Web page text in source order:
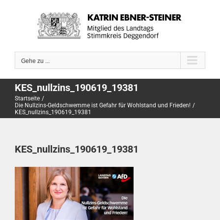
Gehe zu ...
KES_nullzins_190619_19381
Startseite
Die Nullzins-Geldschwemme ist Gefahr für Wohlstand und Frieden!
KES_nullzins_190619_19381
KES_nullzins_190619_19381